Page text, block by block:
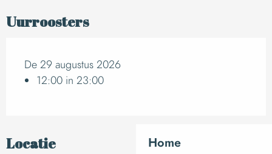
Home
Uurroosters
De 29 augustus 2026
12:00 in 23:00
Locatie